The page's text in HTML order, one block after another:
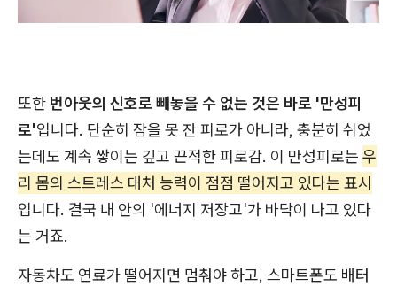
또한 번아웃의 신호로 빼놓을 수 없는 것은 바로 '만성피
로'입니다. 단순히 잠을 못 잔 피로가 아니라, 충분히 쉬었
는데도 계속 쌓이는 깊고 끈적한 피로감. 이 만성피로는 우
리 몸의 스트레스 대처 능력이 점점 떨어지고 있다는 표시
입니다. 결국 내 안의 '에너지 저장고'가 바닥이 나고 있다
는 거죠.
자동차도 연료가 떨어지면 멈춰야 하고, 스마트폰도 배터